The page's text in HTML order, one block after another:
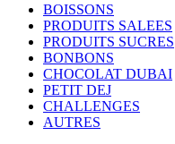
BOISSONS
PRODUITS SALEES
PRODUITS SUCRES
BONBONS
CHOCOLAT DUBAI
PETIT DEJ
CHALLENGES
AUTRES